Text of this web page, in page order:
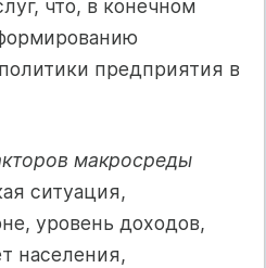
что, в конечном
предприятия в
макросреды
ситуация,
уровень доходов,
населения,